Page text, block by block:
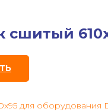
сшитый
для оборудования